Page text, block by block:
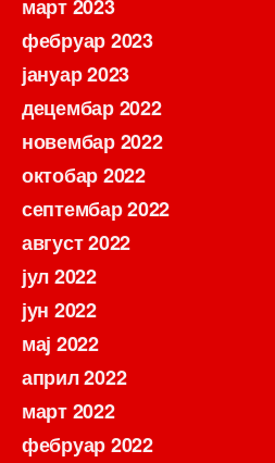
март 2023
фебруар 2023
јануар 2023
децембар 2022
новембар 2022
октобар 2022
септембар 2022
август 2022
јул 2022
јун 2022
мај 2022
април 2022
март 2022
фебруар 2022